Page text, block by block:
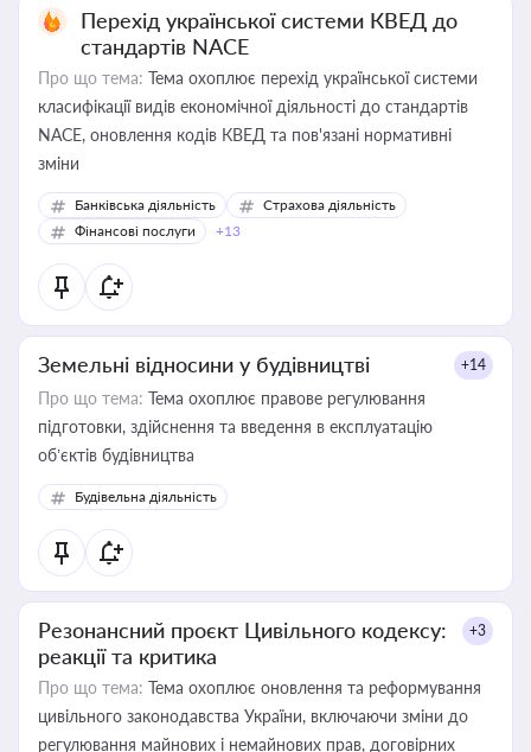
Перехід української системи КВЕД до
стандартів NACE
Про що тема: Тема охоплює перехід української системи
класифікації видів економічної діяльності до стандартів
NACE, оновлення кодів КВЕД та пов'язані нормативні
зміни
Банківська діяльність
Страхова діяльність
Фінансові послуги
+13
Земельні відносини у будівництві +14
Про що тема: Тема охоплює правове регулювання
підготовки, здійснення та введення в експлуатацію
об’єктів будівництва
Будівельна діяльність
Резонансний проєкт Цивільного кодексу:
реакції та критика
+3
Про що тема: Тема охоплює оновлення та реформування
цивільного законодавства України, включаючи зміни до
регулювання майнових і немайнових прав, договірних